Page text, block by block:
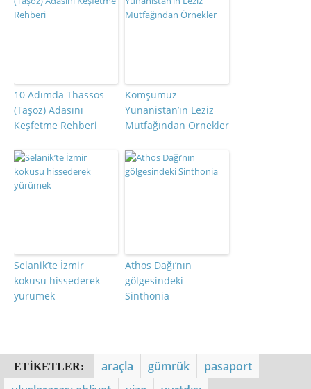
10 Adımda Thassos
(Taşoz) Adasını
Keşfetme Rehberi
Komşumuz
Yunanistan’ın Leziz
Mutfağından Örnekler
Selanik’te İzmir
kokusu hissederek
yürümek
Athos Dağı’nın
gölgesindeki
Sinthonia
ETIKETLER: araçla gümrük
pasaport